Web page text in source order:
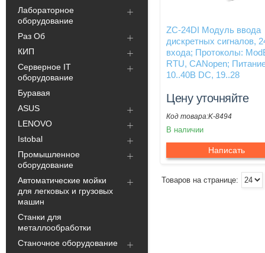
Лабораторное
оборудование
Раз Об
КИП
Серверное IT
оборудование
Буравая
ASUS
LENOVO
Istobal
Промышленное
оборудование
Автоматические мойки
для легковых и грузовых
машин
Станки для
металлообработки
Станочное оборудование
ZC-24DI Модуль ввода
дискретных сигналов,
входа; Протоколы:
RTU, CANopen;
10..40В DC, 19..28
Цену уточняйте
K-8494
В наличии
Написать